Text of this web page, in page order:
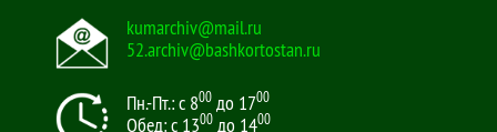
kumarchiv@mail.ru
52.archiv@bashkortostan.ru
Пн.-Пт.: с 800 до 1700
Обед: с 1300 до 1400